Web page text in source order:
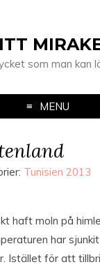
som man kan
MENU
Tunisien 2013
haft moln på
har
Istället för att